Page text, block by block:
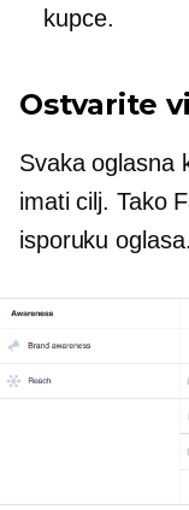
kupce.
Ostvarite
Svaka oglasna
imati cilj. Tako
isporuku oglasa.